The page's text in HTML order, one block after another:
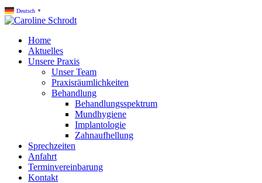
Deutsch ▼
Home
Aktuelles
Unsere Praxis
Unser Team
Praxisräumlichkeiten
Behandlung
Behandlungsspektrum
Mundhygiene
Implantologie
Zahnaufhellung
Sprechzeiten
Anfahrt
Terminvereinbarung
Kontakt